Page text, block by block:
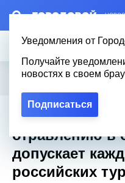
–
Уведомления от
Получайте
новостях в своем
Подписаться
Новости Эксклюзив
Городовой Полезное / Какие
Какие ошибки
отравлению в
допускает
российских